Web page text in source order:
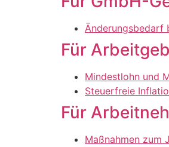
Änderungsbedarf
Für
Mindestlohn und
Steuerfreie
Für
Maßnahmen zum